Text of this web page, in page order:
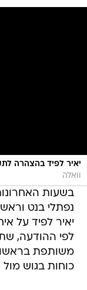
יאיר לפיד בהצהרה
וואלה
בשעות
נפתלי בנט
לפי ההודעה,
משותפת
כוחות בגוש